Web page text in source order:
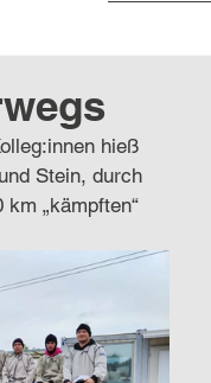
hieß
Stein, durch
„kämpften“